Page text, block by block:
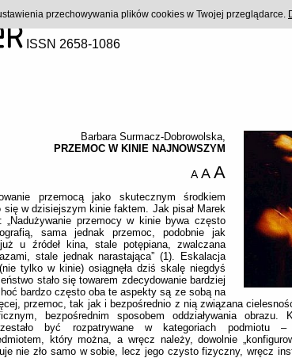
ISSN 2658-1086
Barbara Surmacz-Dobrowolska,
PRZEMOC W KINIE NAJNOWSZYM
A A A
przemocą jako skutecznym środkiem
się w dzisiejszym kinie faktem. Jak pisał Marek
„Nadużywanie przemocy w kinie bywa często
sama jednak przemoc, podobnie jak
u źródeł kina, stale potępiana, zwalczana
stale jednak narastająca” (1). Eskalacja
tylko w kinie) osiągnęła dziś skalę niegdyś
stało się towarem zdecydowanie bardziej
bardzo często oba te aspekty są ze sobą na
przemoc, tak jak i bezpośrednio z nią związana
bezpośrednim sposobem oddziaływania obrazu.
być rozpatrywane w kategoriach podmiotu
który można, a wręcz należy, dowolnie
nie zło samo w sobie, lecz jego czysto fizyczny, wręcz
przechowywania plików cookies w Twojej przeglądarce.